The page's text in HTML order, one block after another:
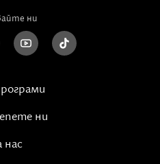
Списание 8 (@spisanie8)
ни
ни
нас